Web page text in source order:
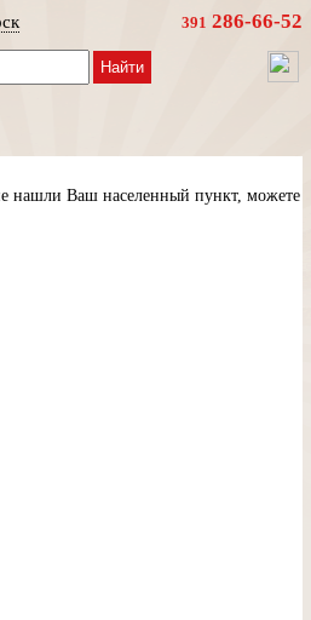
391 286-66-52
Найти
Ваш населенный пункт, можете